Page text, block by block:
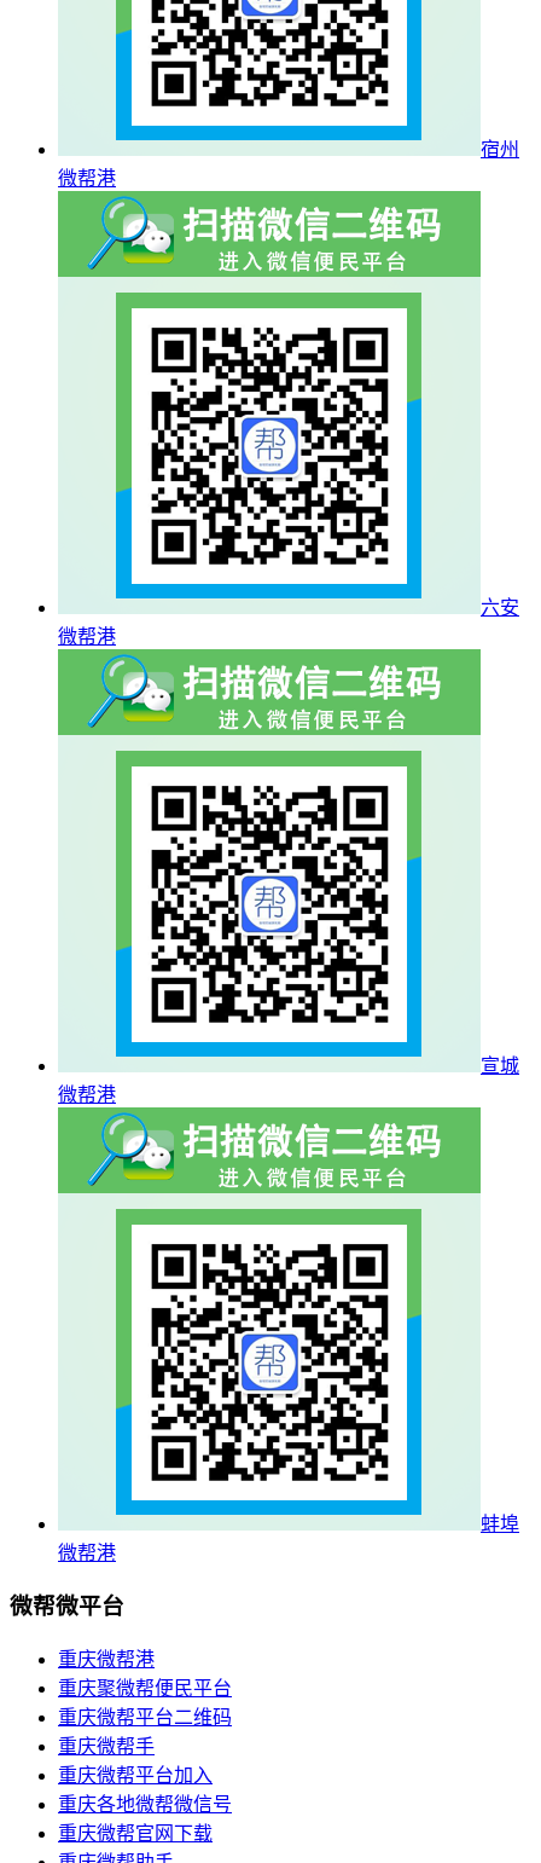
宿州
微帮港
六安
微帮港
宣城
微帮港
蚌埠
微帮港
微帮微平台
重庆微帮港
重庆聚微帮便民平台
重庆微帮平台二维码
重庆微帮手
重庆微帮平台加入
重庆各地微帮微信号
重庆微帮官网下载